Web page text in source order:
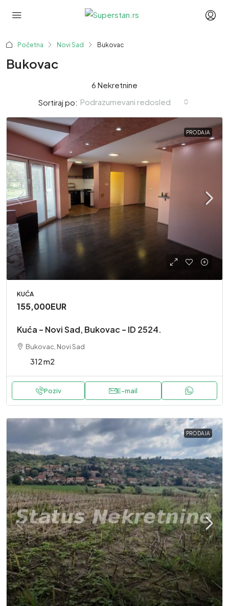
Početna Novi Sad Bukovac
Bukovac
6 Nekretnine
Sortiraj po: Podrazumevani redosled
PRODAJA
KUĆA
155,000EUR
Kuća – Novi Sad, Bukovac – ID 2524.
Bukovac, Novi Sad
312 m2
Poziv E-mail
PRODAJA